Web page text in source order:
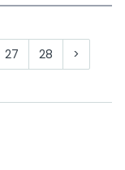
27 28 >